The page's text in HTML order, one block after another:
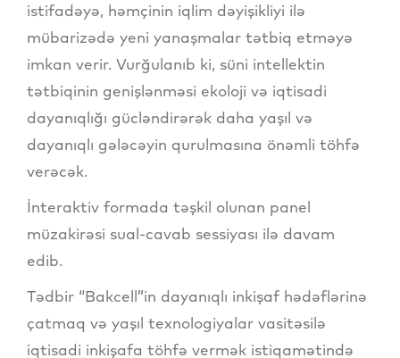
istifadəyə, həmçinin iqlim dəyişikliyi ilə
mübarizədə yeni yanaşmalar tətbiq etməyə
imkan verir. Vurğulanıb ki, süni intellektin
tətbiqinin genişlənməsi ekoloji və iqtisadi
dayanıqlığı gücləndirərək daha yaşıl və
dayanıqlı gələcəyin qurulmasına önəmli töhfə
verəcək.
İnteraktiv formada təşkil olunan panel
müzakirəsi sual-cavab sessiyası ilə davam
edib.
Tədbir “Bakcell”in dayanıqlı inkişaf hədəflərinə
çatmaq və yaşıl texnologiyalar vasitəsilə
iqtisadi inkişafa töhfə vermək istiqamətində